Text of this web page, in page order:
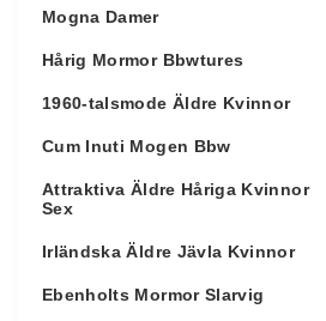
Mogna Damer
Hårig Mormor Bbwtures
1960-talsmode Äldre Kvinnor
Cum Inuti Mogen Bbw
Attraktiva Äldre Håriga Kvinnor
Sex
Irländska Äldre Jävla Kvinnor
Ebenholts Mormor Slarvig